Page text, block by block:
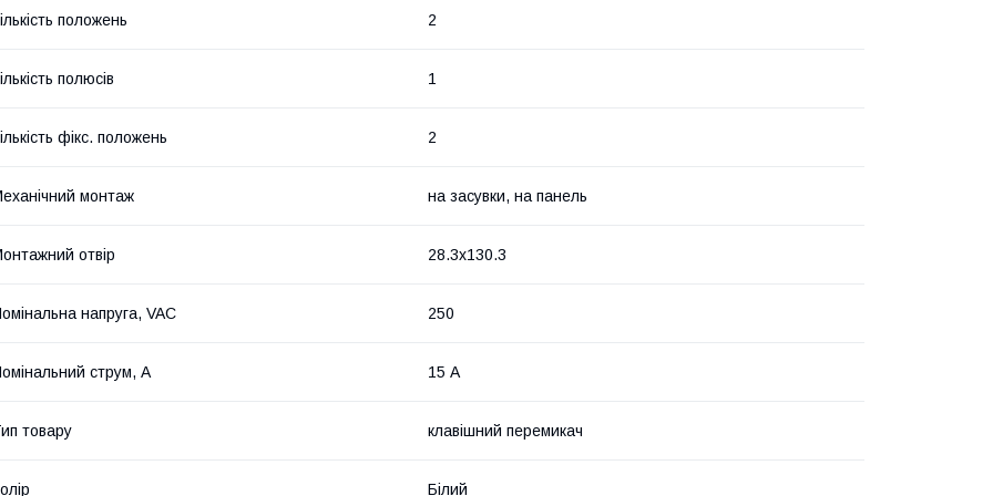
положень 2
полюсів 1
фікс. положень 2
монтаж на засувки, на панель
отвір 28.3x130.3
напруга, VAC 250
струм, А 15 А
товару клавішний перемикач
Білий